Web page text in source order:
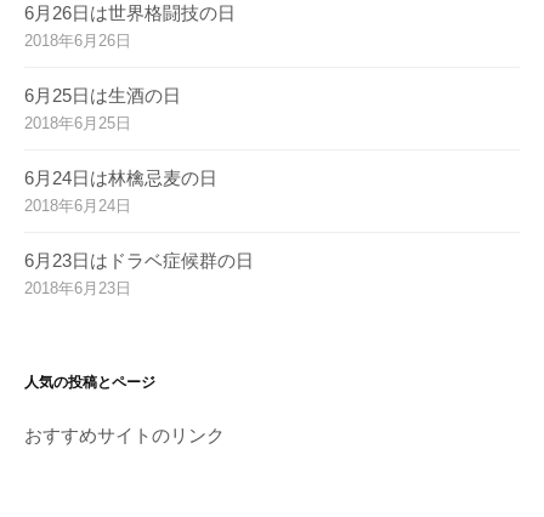
6月26日は世界格闘技の日
2018年6月26日
6月25日は生酒の日
2018年6月25日
6月24日は林檎忌麦の日
2018年6月24日
6月23日はドラベ症候群の日
2018年6月23日
人気の投稿とページ
おすすめサイトのリンク